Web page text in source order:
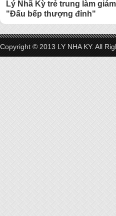
Lý Nhã Kỳ trẻ trung làm
"Đấu bếp thượng đỉnh"
Copyright © 2013 LY NHA KY. All